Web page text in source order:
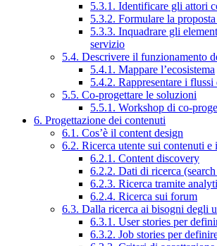
5.3.1. Identificare gli attori
5.3.2. Formulare la
5.3.3. Inquadrare gli
servizio
5.4. Descrivere il funzionamento
5.4.1. Mappare l’ecosistema
5.4.2. Rappresentare i
5.5. Co-progettare le soluzioni
5.5.1. Workshop di co-
6. Progettazione dei contenuti
6.1. Cos’è il content design
6.2. Ricerca utente sui contenuti
6.2.1. Content discovery
6.2.2. Dati di ricerca
6.2.3. Ricerca tramite
6.2.4. Ricerca sui forum
6.3. Dalla ricerca ai bisogni degli
6.3.1. User stories per
6.3.2. Job stories per